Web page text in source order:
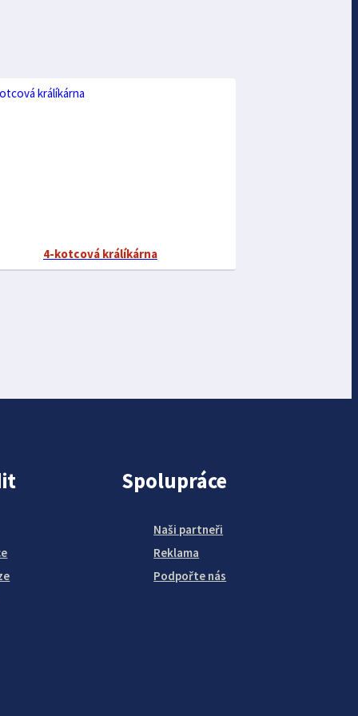
4-kotcová králíkárna
Spolupráce
Naši partneři
Reklama
Podpořte nás